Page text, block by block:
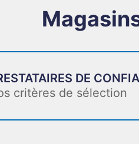
DE
critères de sélection